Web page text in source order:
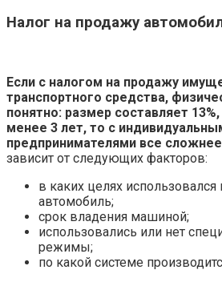
Налог на продажу
Если с налогом на продажу
транспортного средства,
понятно: размер составляет
менее 3 лет, то с
предпринимателями все
зависит от следующих факторов:
в каких целях
автомобиль;
срок владения машиной;
использовались или нет
режимы;
по какой системе